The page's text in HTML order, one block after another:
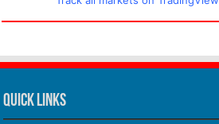
Quick Links